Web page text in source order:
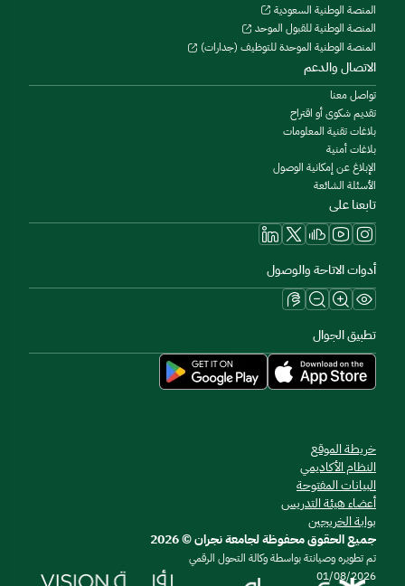
المنصة الوطنية السعودية
المنصة الوطنية للقبول الموحد
المنصة الوطنية الموحدة للتوظيف (جدارات)
الاتصال والدعم
تواصل معنا
تقديم شكوى أو اقتراح
بلاغات تقنية المعلومات
بلاغات أمنية
الإبلاغ عن إمكانية الوصول
الأسئلة الشائعة
تابعنا على
أدوات الاتاحة والوصول
تطبيق الجوال
خريطة الموقع
النظام الأكاديمي
البيانات المفتوحة
أعضاء هيئة التدريس
بوابة الخريجين
جميع الحقوق محفوظة لجامعة نجران © 2026
تم تطويره وصيانتة بواسطة وكالة التحول الرقمي
01/08/2026